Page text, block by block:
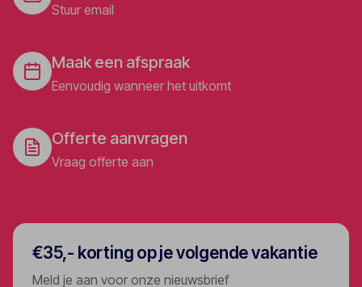
Stuur email
Maak een afspraak
Eenvoudig wanneer het uitkomt
Offerte aanvragen
Vraag offerte aan
€35,- korting op je volgende vakantie
Meld je aan voor onze nieuwsbrief